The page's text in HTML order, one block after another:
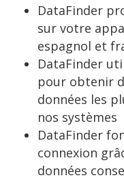
DataFinder
sur votre
espagnol et
DataFinder
pour obtenir
données les
nos systèmes
DataFinder
connexion
données